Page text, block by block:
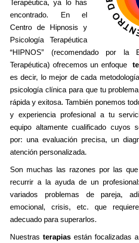
Terapéutica, ya lo has
encontrado. En el
Centro de Hipnosis y
Psicología Terapéutica
“HIPNOS” (recomendado por la
Terapéutica) ofrecemos un enfoque
es decir, lo mejor de cada
psicología clínica para que tu
rápida y exitosa. También ponemos
y experiencia profesional a tu
equipo altamente cualificado cuyos
por: una evaluación precisa, un
atención personalizada.
Son muchas las razones por las
recurrir a la ayuda de un
variados problemas de pareja,
emocional, crisis, etc. que
adecuado para superarlos.
Nuestras terapias están focalizadas